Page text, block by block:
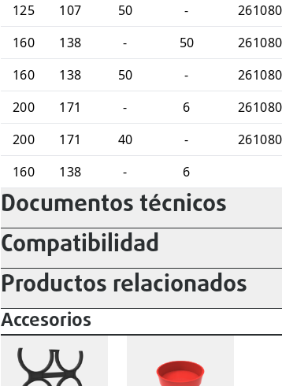
125
107 50 -
160
138 - 50
160
138 50 -
200
171 - 6
200
171 40 -
160
138 - 6
Documentos técnicos
Compatibilidad
Productos relacionados
Accesorios